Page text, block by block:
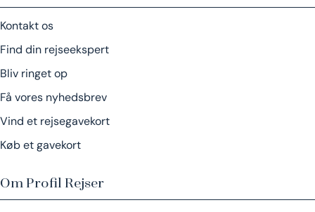
Kontakt os
Find din rejseekspert
Bliv ringet op
Få vores nyhedsbrev
Vind et rejsegavekort
Køb et gavekort
Om Profil Rejser